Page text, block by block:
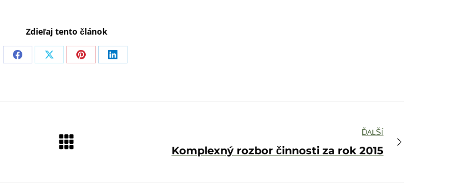
Zdieľaj tento článok
ZdieľaťZdieľaťZdieľaťZdieľať
ĎALŠÍ
Komplexný rozbor činnosti za rok 2015